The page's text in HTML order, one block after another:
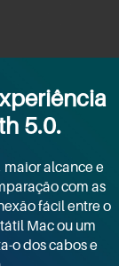
5.0.
alcance e
com as
fácil entre o
Mac ou um
o dos cabos e